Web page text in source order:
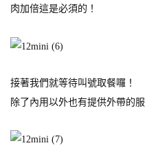
肉加倍這是必須的！
接著我們就等待叫號取餐囉！
除了內用以外也有提供外帶的服